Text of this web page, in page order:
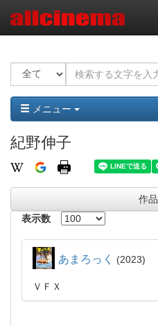
メニュー
紀野伸子
作品
表示数
あまろっく 2023
ＶＦＸ